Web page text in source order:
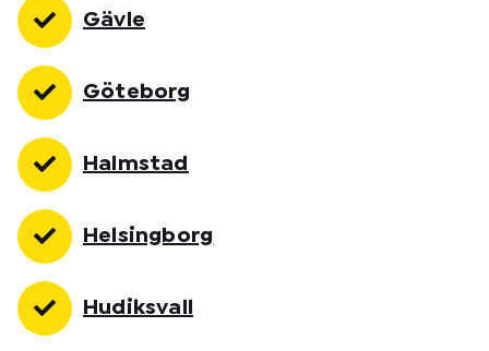
Gävle
Göteborg
Halmstad
Helsingborg
Hudiksvall